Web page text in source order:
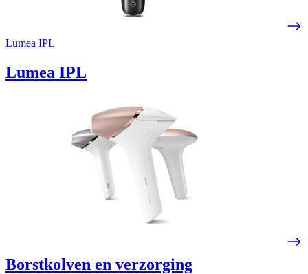
Lumea IPL
Lumea IPL
Borstkolven en verzorging